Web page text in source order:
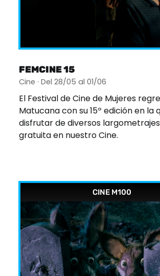
FEMCINE 15
Cine · Del 28/05 al 01/06
El Festival de Cine de Mujeres
Matucana con su 15º edición en la
disfrutar de diversos
gratuita en nuestro Cine.
CINE M100